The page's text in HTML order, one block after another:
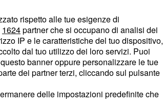
rispetto alle tue esigenze di
1624partner che si occupano di analisi dei
IP e le caratteristiche del tuo dispositivo,
dal tuo utilizzo dei loro servizi. Puoi
banner oppure personalizzare le tue
dei partner terzi, cliccando sul pulsante
delle impostazioni predefinite che